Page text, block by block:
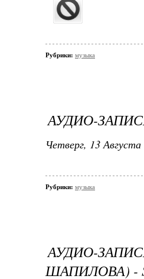
Рубрики: музыка
АУДИО-
Четверг, 13
Рубрики: музыка
АУДИО-
ШАПИЛОВА) -